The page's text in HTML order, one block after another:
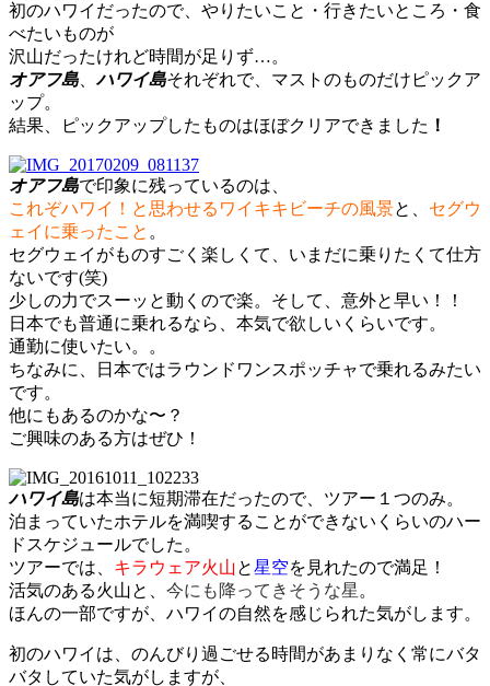
初のハワイだったので、やりたいこと・行きたいところ・食
べたいものが
沢山だったけれど時間が足りず…。
オアフ島、ハワイ島それぞれで、マストのものだけピックア
ップ。
結果、ピックアップしたものはほぼクリアできました ！
オアフ島で印象に残っているのは、
これぞハワイ！と思わせるワイキキビーチの風景と、 セグウ
ェイに乗ったこと 。
セグウェイがものすごく楽しくて、いまだに乗りたくて仕方
ないです(笑)
少しの力でスーッと動くので楽。そして、意外と早い！！
日本でも普通に乗れるなら、本気で欲しいくらいです。
通勤に使いたい。。
ちなみに、日本ではラウンドワンスポッチャで乗れるみたい
です。
他にもあるのかな〜？
ご興味のある方はぜひ！
ハワイ島は本当に短期滞在だったので、ツアー１つのみ。
泊まっていたホテルを満喫することができないくらいのハー
ドスケジュールでした。
ツアーでは、 キラウェア火山と星空を見れたので満足！
活気のある火山と、 今にも降ってきそうな星 。
ほんの一部ですが、ハワイの自然を感じられた気がします。
初のハワイは、のんびり過ごせる時間があまりなく常にバタ
バタしていた気がしますが、